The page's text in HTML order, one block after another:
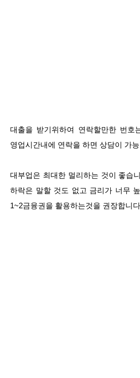
대출을 받기위하여 연락할만한 번호
영업시간내에 연락을 하면 상담이 가
대부업은 최대한 멀리하는 것이 좋습
하락은 말할 것도 없고 금리가 너무
1~2금융권을 활용하는것을 권장합니